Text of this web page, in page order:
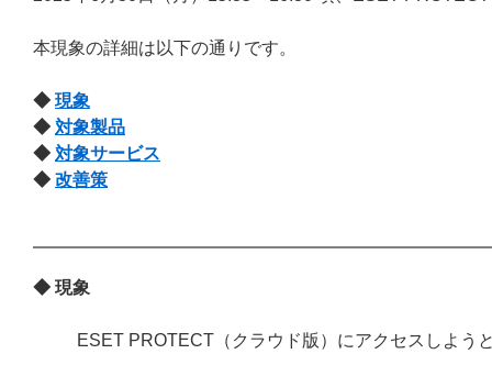
本現象の詳細は以下の通りです。
◆ 現象
◆ 対象製品
◆ 対象サービス
◆ 改善策
◆ 現象
ESET PROTECT（クラウド版）にアクセスしよう